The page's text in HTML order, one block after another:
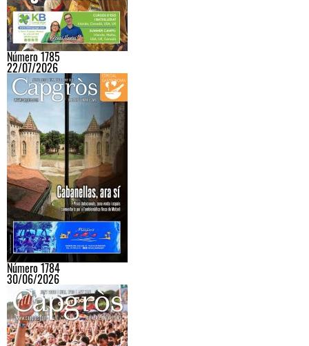
Número 1785
22/07/2026
Número 1784
30/06/2026